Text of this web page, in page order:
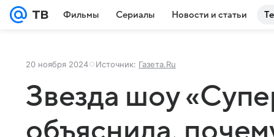
Фильмы Сериалы Новости и статьи
20 ноября 2024 Источник: Газета.Ru
Звезда шоу